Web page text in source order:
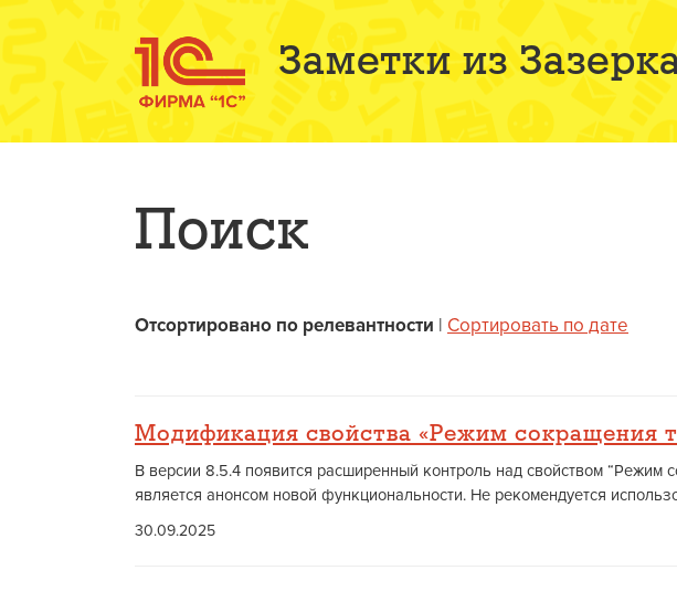
Заметки из
Поиск
Отсортировано по релевантности | Сортировать по дате
Модификация свойства «Режим сокращения
В версии 8.5.4 появится расширенный контроль над свойством “Режим
является анонсом новой функциональности. Не рекомендуется
30.09.2025